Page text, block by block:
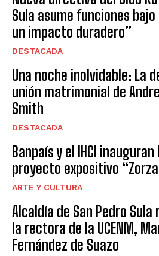
Sula asume funciones bajo
un impacto duradero”
DESTACADA
Una noche inolvidable: La
unión matrimonial de
Smith
DESTACADA
Banpaís y el IHCI
proyecto expositivo
ARTE Y CULTURA
Alcaldía de San Pedro
la rectora de la UCENM,
Fernández de Suazo